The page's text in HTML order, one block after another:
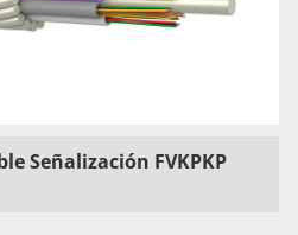
Señalización FVKPKP